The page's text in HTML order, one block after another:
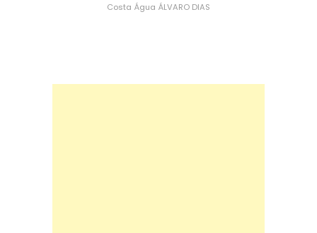
Costa Água ÁLVARO DIAS